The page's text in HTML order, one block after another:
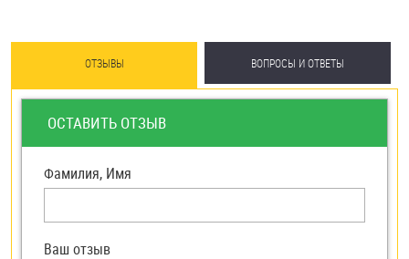
ОТЗЫВЫ ВОПРОСЫ И ОТВЕТЫ
ОСТАВИТЬ ОТЗЫВ
Фамилия, Имя
Ваш отзыв